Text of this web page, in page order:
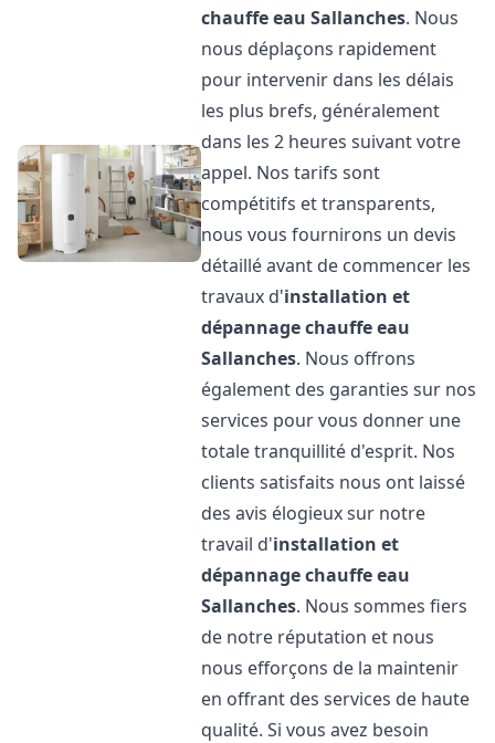
chauffe eau Sallanches. Nous
nous déplaçons rapidement
pour intervenir dans les délais
les plus brefs, généralement
dans les 2 heures suivant votre
appel. Nos tarifs sont
compétitifs et transparents,
nous vous fournirons un devis
détaillé avant de commencer les
travaux d'installation et
dépannage chauffe eau
Sallanches. Nous offrons
également des garanties sur nos
services pour vous donner une
totale tranquillité d'esprit. Nos
clients satisfaits nous ont laissé
des avis élogieux sur notre
travail d'installation et
dépannage chauffe eau
Sallanches. Nous sommes fiers
de notre réputation et nous
nous efforçons de la maintenir
en offrant des services de haute
qualité. Si vous avez besoin